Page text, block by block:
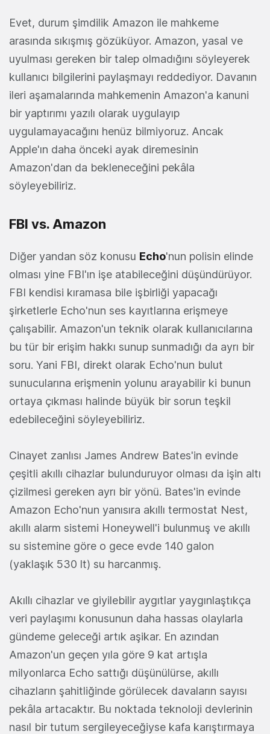
Evet, durum şimdilik Amazon ile mahkeme
arasında sıkışmış gözüküyor. Amazon, yasal ve
uyulması gereken bir talep olmadığını söyleyerek
kullanıcı bilgilerini paylaşmayı reddediyor. Davanın
ileri aşamalarında mahkemenin Amazon'a kanuni
bir yaptırımı yazılı olarak uygulayıp
uygulamayacağını henüz bilmiyoruz. Ancak
Apple'ın daha önceki ayak diremesinin
Amazon'dan da bekleneceğini pekâla
söyleyebiliriz.
FBI vs. Amazon
Diğer yandan söz konusu Echo'nun polisin elinde
olması yine FBI'ın işe atabileceğini düşündürüyor.
FBI kendisi kıramasa bile işbirliği yapacağı
şirketlerle Echo'nun ses kayıtlarına erişmeye
çalışabilir. Amazon'un teknik olarak kullanıcılarına
bu tür bir erişim hakkı sunup sunmadığı da ayrı bir
soru. Yani FBI, direkt olarak Echo'nun bulut
sunucularına erişmenin yolunu arayabilir ki bunun
ortaya çıkması halinde büyük bir sorun teşkil
edebileceğini söyleyebiliriz.
Cinayet zanlısı James Andrew Bates'in evinde
çeşitli akıllı cihazlar bulunduruyor olması da işin altı
çizilmesi gereken ayrı bir yönü. Bates'in evinde
Amazon Echo'nun yanısıra akıllı termostat Nest,
akıllı alarm sistemi Honeywell'i bulunmuş ve akıllı
su sistemine göre o gece evde 140 galon
(yaklaşık 530 lt) su harcanmış.
Akıllı cihazlar ve giyilebilir aygıtlar yaygınlaştıkça
veri paylaşımı konusunun daha hassas olaylarla
gündeme geleceği artık aşikar. En azından
Amazon'un geçen yıla göre 9 kat artışla
milyonlarca Echo sattığı düşünülürse, akıllı
cihazların şahitliğinde görülecek davaların sayısı
pekâla artacaktır. Bu noktada teknoloji devlerinin
nasıl bir tutum sergileyeceğiyse kafa karıştırmaya